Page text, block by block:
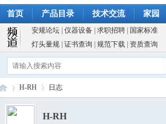
首页 产品目录 技术交流 家园
安规论坛 仪器设备 求职招聘 国家标准
灯头量规 证书查询 规范下载 资质查询
H-RH 日志
H-RH